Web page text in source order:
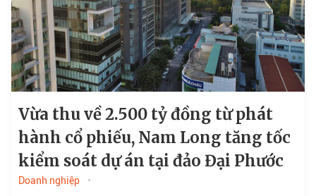
Vừa thu về 2.500 tỷ đồng từ phát
hành cổ phiếu, Nam Long tăng tốc
kiểm soát dự án tại đảo Đại Phước
Doanh nghiệp